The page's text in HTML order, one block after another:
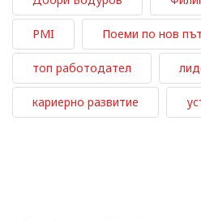
PMI Поеми по нов път
топ работодател
кариерно развитие